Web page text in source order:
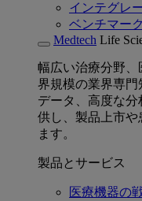
インテグレ
ベンチマー
Medtech Life
幅広い治療分野
界規模の業界専門
データ、高度な
供し、製品上市
ます。
製品とサービス
医療機器の